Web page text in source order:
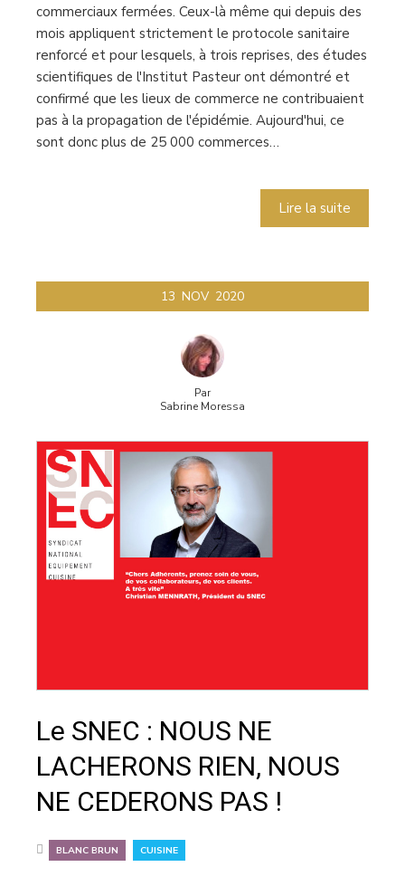
commerciaux fermées. Ceux-là même qui depuis des
mois appliquent strictement le protocole sanitaire
renforcé et pour lesquels, à trois reprises, des études
scientifiques de l'Institut Pasteur ont démontré et
confirmé que les lieux de commerce ne contribuaient
pas à la propagation de l'épidémie. Aujourd'hui, ce
sont donc plus de 25 000 commerces…
Lire la suite
13 NOV 2020
Par
Sabrine Moressa
Le SNEC : NOUS NE
LACHERONS RIEN, NOUS
NE CEDERONS PAS !
BLANC BRUN CUISINE